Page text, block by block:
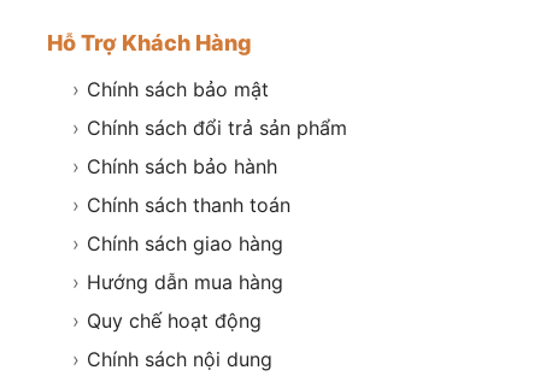
Hỗ Trợ Khách Hàng
› Chính sách bảo mật
› Chính sách đổi trả sản phẩm
› Chính sách bảo hành
› Chính sách thanh toán
› Chính sách giao hàng
› Hướng dẫn mua hàng
› Quy chế hoạt động
› Chính sách nội dung